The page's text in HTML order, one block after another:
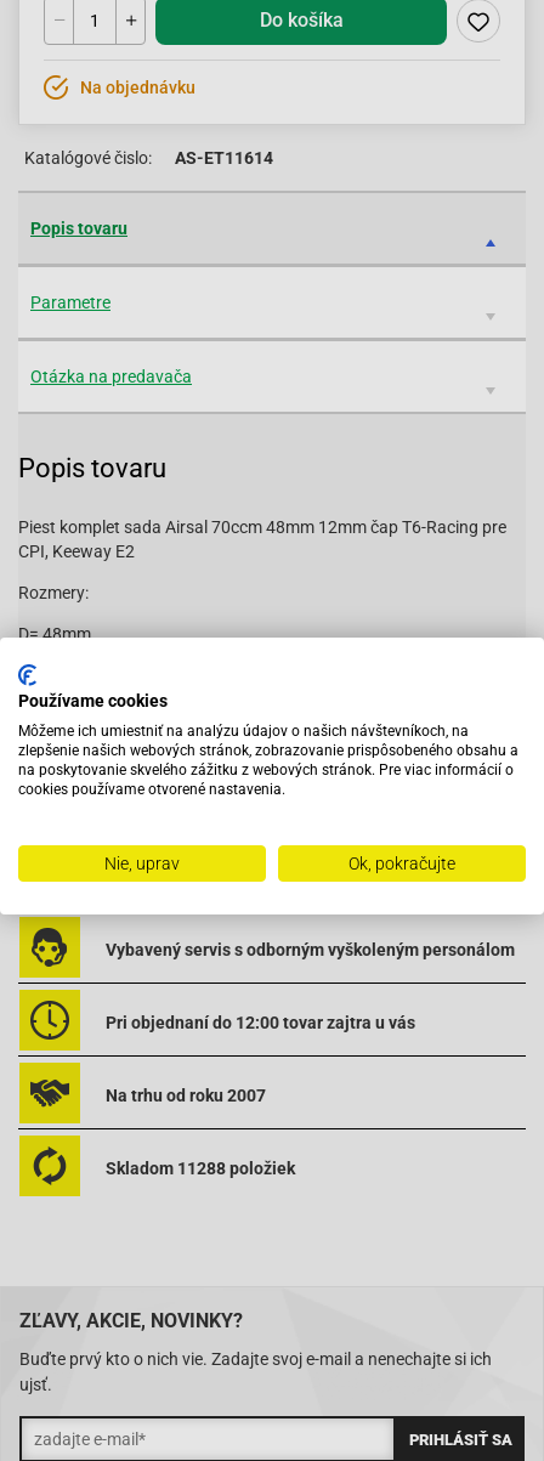
Do košíka
Na objednávku
Katalógové čislo: AS-ET11614
Popis tovaru
Parametre
Otázka na predavača
Popis tovaru
Piest komplet sada Airsal 70ccm 48mm 12mm čap T6-Racing pre
CPI, Keeway E2
Rozmery:
D= 48mm
H= 49mm
h= 29mm
Vhodné na:
Adly (Her Chee)-Noble 50
Adly (Her Chee)-Panther 50
Baotian BT49QT-18C1-B010 (1E40QMA)
Baotian BT49QT-18E1-Rocky (1E40QMA)
Baotian BT49QT-18F1-Tanco (1E40QMA)
Baotian-BT49QT-20C (1E40QMA)
Baotian-BT49QT-28A (1E40QMA)
Benelli 49X-50 QuattronoveX
CPI FORMULA R-ab 2008
CPI-FREAKY
CPI-HUSSAR (E2) ab 2003
Vybavený servis s odborným vyškoleným personálom
Pri objednaní do 12:00 tovar zajtra u vás
Na trhu od roku 2007
Skladom 11288 položiek
ZĽAVY, AKCIE, NOVINKY?
Buďte prvý kto o nich vie. Zadajte svoj e-mail a nenechajte si ich
ujsť.
Používame cookies
Môžeme ich umiestniť na analýzu údajov o našich návštevníkoch, na
zlepšenie našich webových stránok, zobrazovanie prispôsobeného obsahu a
na poskytovanie skvelého zážitku z webových stránok. Pre viac informácií o
cookies používame otvorené nastavenia.
Nie, uprav Ok, pokračujte